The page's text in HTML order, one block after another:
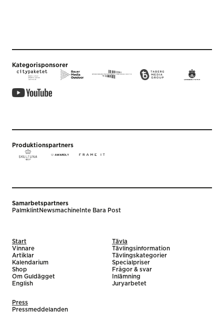
Kategorisponsorer
Produktionspartners
Samarbetspartners
PalmklintNewsmachine Inte Bara Post
Start
Vinnare
Artiklar
Kalendarium
Shop
Om Guldägget
English
Tävla
Tävlingsinformation
Tävlingskategorier
Specialpriser
Frågor & svar
Inlämning
Juryarbetet
Press
Pressmeddelanden